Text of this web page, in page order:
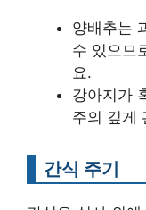
양배추는
수 있으므
요.
강아지가
주의 깊게
간식 주기